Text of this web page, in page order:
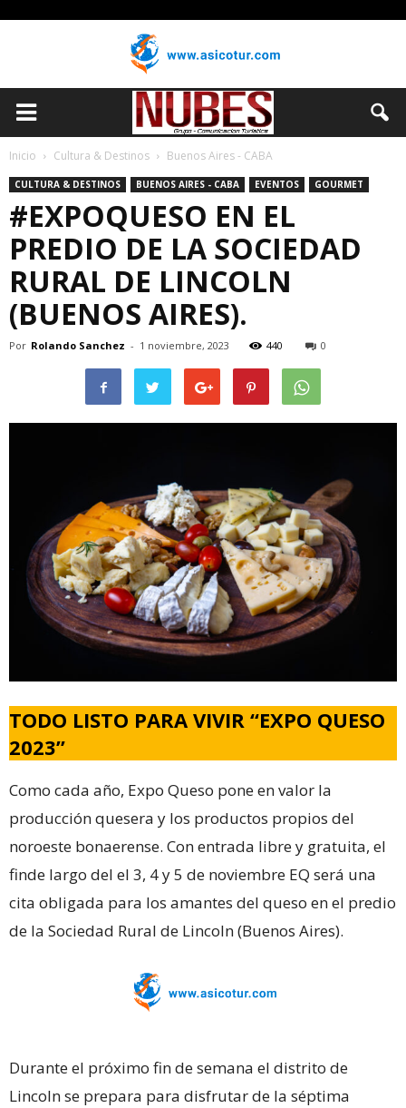
Inicio Cultura & Destinos Buenos Aires - CABA
CULTURA & DESTINOS BUENOS AIRES - CABA EVENTOS GOURMET
#EXPOQUESO EN EL
PREDIO DE LA SOCIEDAD
RURAL DE LINCOLN
(BUENOS AIRES).
Por Rolando Sanchez - 1 noviembre, 2023 440 0
TODO LISTO PARA VIVIR “EXPO QUESO
2023”
Como cada año, Expo Queso pone en valor la
producción quesera y los productos propios del
noroeste bonaerense. Con entrada libre y gratuita, el
finde largo del el 3, 4 y 5 de noviembre EQ será una
cita obligada para los amantes del queso en el predio
de la Sociedad Rural de Lincoln (Buenos Aires).
Durante el próximo fin de semana el distrito de
Lincoln se prepara para disfrutar de la séptima